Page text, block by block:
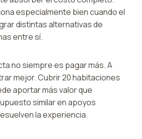
especialmente bien cuando el
distintas alternativas de
entre sí.
no siempre es pagar más. A
mejor. Cubrir 20 habitaciones
aportar más valor que
similar en apoyos
la experiencia.